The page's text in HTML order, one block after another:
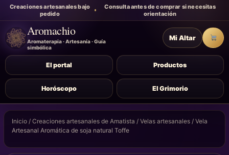
Creaciones artesanales bajo
pedido
Consulta antes de comprar si necesitas
orientación
Aromachio
Aromaterapia · Artesanía · Guía
simbólica
El portal Productos
Horóscopo El Grimorio
Mi Altar
Inicio / Creaciones artesanales de Amatista / Velas artesanales / Vela
Artesanal Aromática de soja natural Toffe